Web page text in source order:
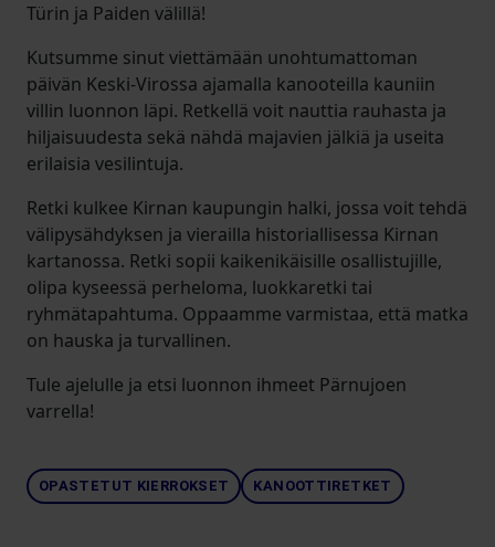
Türin ja Paiden välillä!
Kutsumme sinut viettämään unohtumattoman
päivän Keski-Virossa ajamalla kanooteilla kauniin
villin luonnon läpi. Retkellä voit nauttia rauhasta ja
hiljaisuudesta sekä nähdä majavien jälkiä ja useita
erilaisia vesilintuja.
Retki kulkee Kirnan kaupungin halki, jossa voit tehdä
välipysähdyksen ja vierailla historiallisessa Kirnan
kartanossa. Retki sopii kaikenikäisille osallistujille,
olipa kyseessä perheloma, luokkaretki tai
ryhmätapahtuma. Oppaamme varmistaa, että matka
on hauska ja turvallinen.
Tule ajelulle ja etsi luonnon ihmeet Pärnujoen
varrella!
OPASTETUT KIERROKSET KANOOTTIRETKET